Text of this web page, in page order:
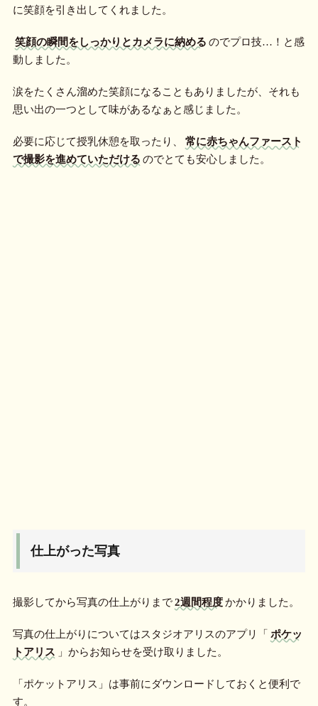
に笑顔を引き出してくれました。
笑顔の瞬間をしっかりとカメラに納める のでプロ技…！と感
動しました。
涙をたくさん溜めた笑顔になることもありましたが、それも
思い出の一つとして味があるなぁと感じました。
必要に応じて授乳休憩を取ったり、
常に赤ちゃんファースト
で撮影を進めていただける のでとても安心しました。
仕上がった写真
撮影してから写真の仕上がりまで2週間程度かかりました。
写真の仕上がりについてはスタジオアリスのアプリ「 ポケッ
トアリス 」からお知らせを受け取りました。
「ポケットアリス」は事前にダウンロードしておくと便利で
す。